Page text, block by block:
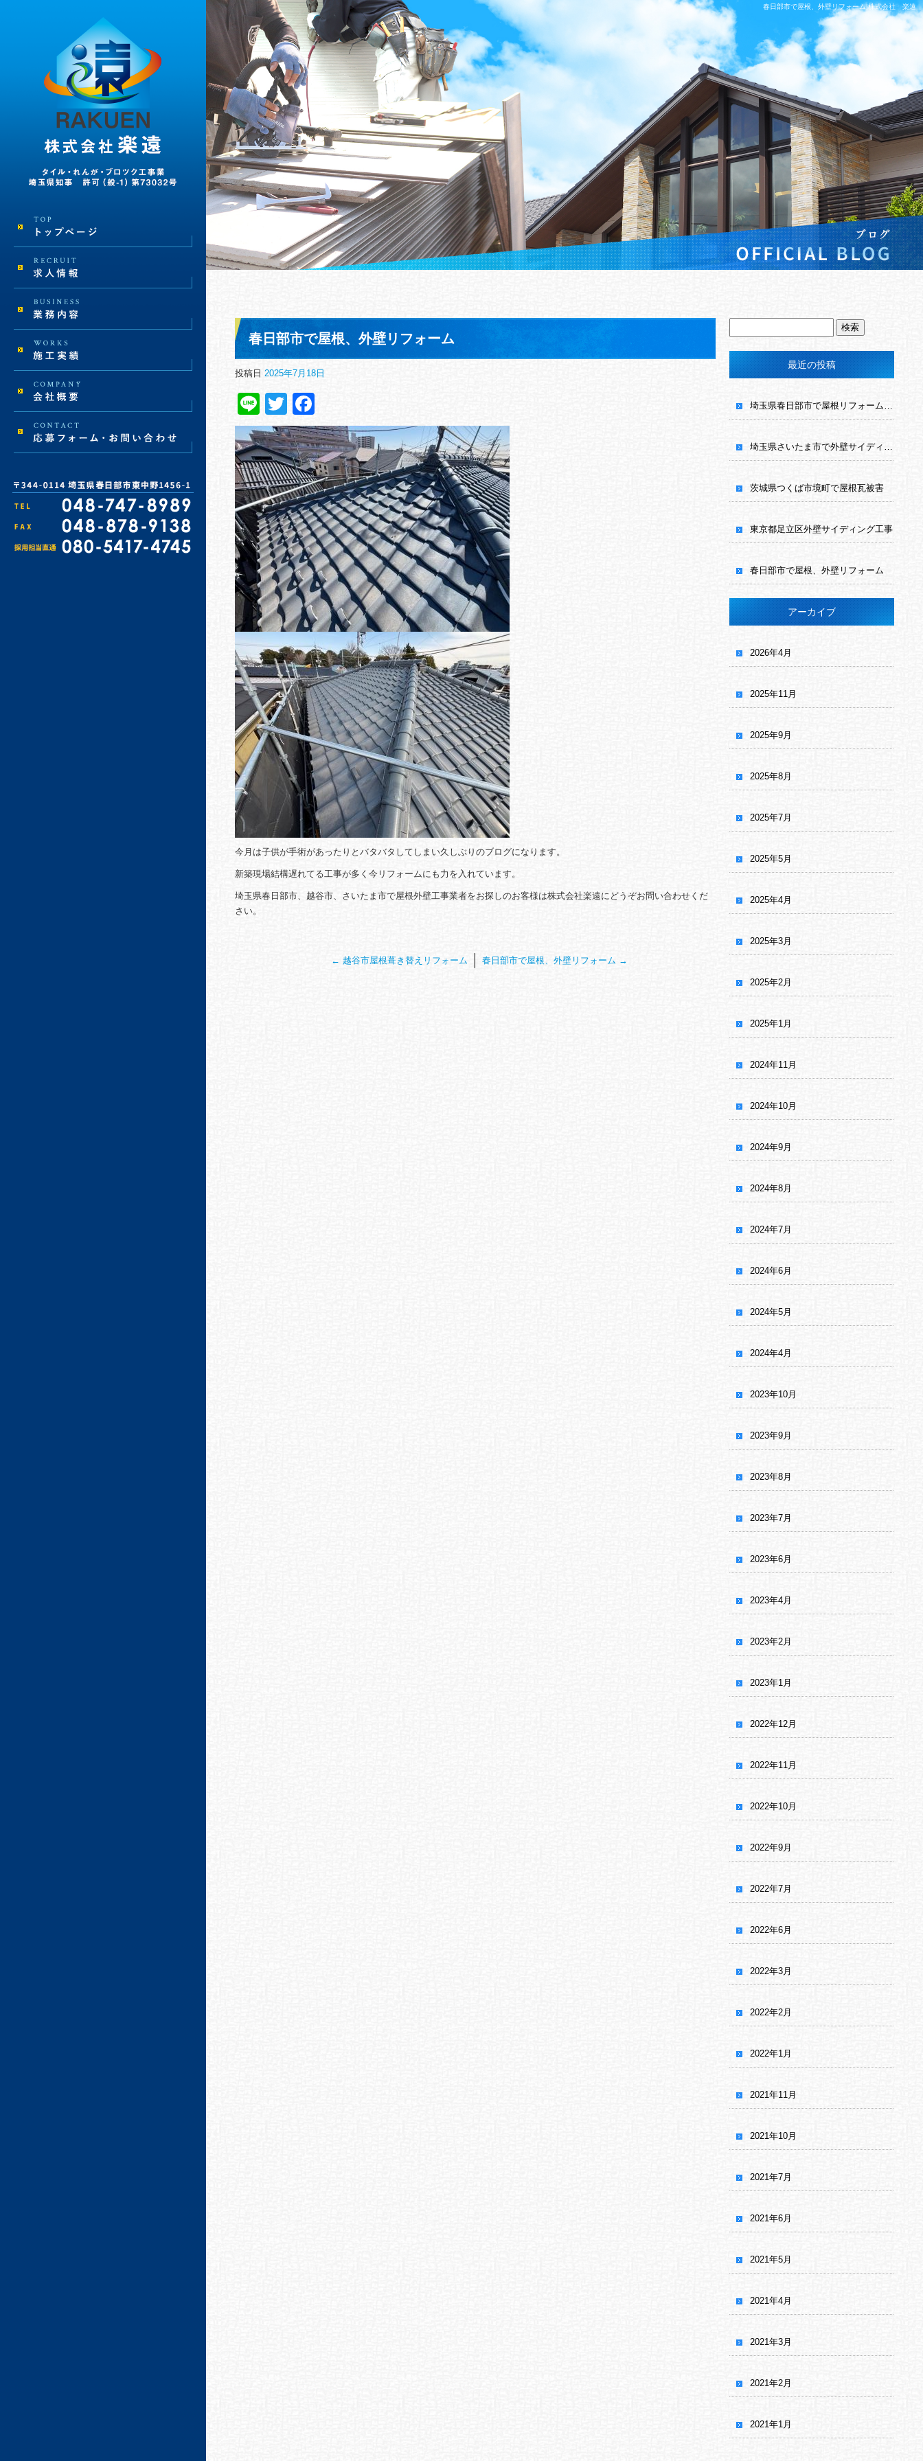
春日部市で屋根、外壁リフォーム|株式会社 楽遠
春日部市で屋根、外壁リフォーム
投稿日 2025年7月18日
LineTwitter
今月は子供が手術があったりとバタバタしてしまい久しぶりのブログになります。
新築現場結構遅れてる工事が多く今リフォームにも力を入れています。
埼玉県春日部市、越谷市、さいたま市で屋根外壁工事業者をお探しのお客様は株式会社楽遠にどうぞお問い合わせくだ
さい。
← 越谷市屋根葺き替えリフォーム 春日部市で屋根、外壁リフォーム →
最近の投稿
埼玉県春日部市で屋根リフォーム工事
埼玉県さいたま市で外壁サイディング工事
茨城県つくば市境町で屋根瓦被害
東京都足立区外壁サイディング工事
春日部市で屋根、外壁リフォーム
アーカイブ
2026年4月
2025年11月
2025年9月
2025年8月
2025年7月
2025年5月
2025年4月
2025年3月
2025年2月
2025年1月
2024年11月
2024年10月
2024年9月
2024年8月
2024年7月
2024年6月
2024年5月
2024年4月
2023年10月
2023年9月
2023年8月
2023年7月
2023年6月
2023年4月
2023年2月
2023年1月
2022年12月
2022年11月
2022年10月
2022年9月
2022年7月
2022年6月
2022年3月
2022年2月
2022年1月
2021年11月
2021年10月
2021年7月
2021年6月
2021年5月
2021年4月
2021年3月
2021年2月
2021年1月